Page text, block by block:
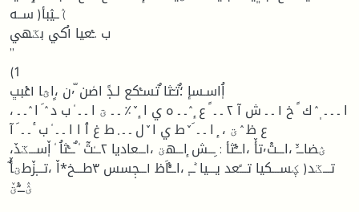
)ٛــيٛبأ( ســه
ب .ـٝعيا ١ُكي بػهي
”
(1
اُٖاسـسإ ؛ٌتـٓثا ٌتسـٝكع لـدًٜ اصٗن ّ٬ن ،ٍاؿا ١عٝبڀ
، ا ـ ـ ـ ٖ ٛ ك ً خ ١ ـ ـ ش آ ٢ ـ ـ ً ع ٕ ٛ ـ ـ ه ي ا ٕ ٚ ٪ ـ ـ ؾ ا ـ ـ ٗ ب د ٛ َ ا ٛ ـ ـ
ع ظ ٛ ؾ ، ٕ ا ـ ـ َ ٚ ط ي ا ٚ ل ـ ـ ٜ ط غ ٱ ا ا ـ ـ ٗ ب ٔ ـ ـ َ آ
،ؽضاـــَٚ ،اـــتْ٬تأٚ ،اـــٓٝثأ : ِـــش ٕاـــهؾ ،١ـــعاديا ٢ـــٗتَٓ ٗ ٌـــٝثاُ ٗ اٖٚســـػدٚ
ؽٛـــٓٝؾٚ